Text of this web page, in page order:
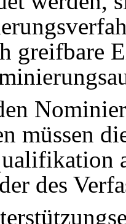
greifbare
müssen
des